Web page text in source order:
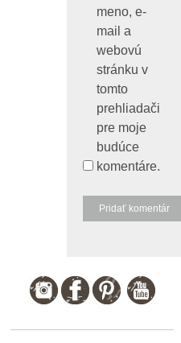
meno, e-
mail a
webovú
stránku v
tomto
prehliadači
pre moje
budúce
komentáre.